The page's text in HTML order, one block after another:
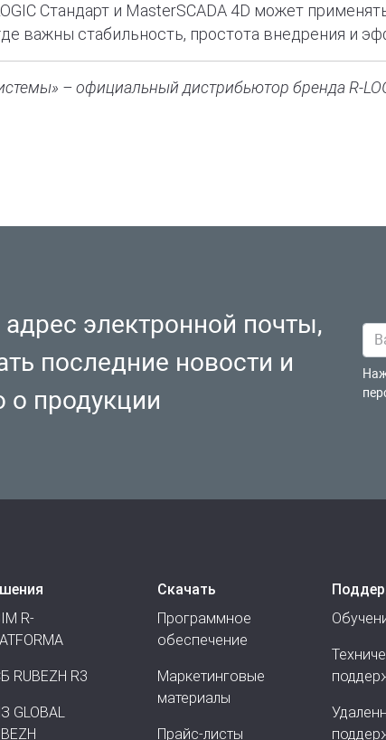
Стандарт и MasterSCADA 4D может
важны стабильность, простота внедрения и
– официальный дистрибьютор бренда R-
электронной почты,
последние новости и
продукции
R-
RUBEZH R3
GLOBAL
Скачать
Программное
обеспечение
Маркетинговые
материалы
Прайс-листы